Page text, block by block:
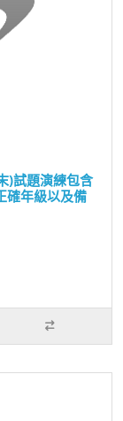
)試題演練包含
確年級以及備